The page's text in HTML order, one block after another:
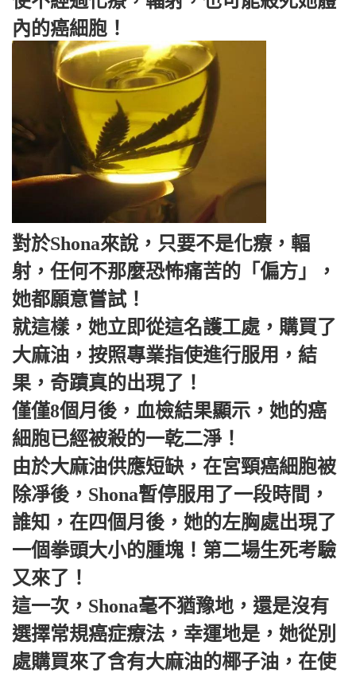
內的癌細胞！
對於Shona來說，只要不是化療，輻
射，任何不那麼恐怖痛苦的「偏方」，
她都願意嘗試！
就這樣，她立即從這名護工處，購買了
大麻油，按照專業指使進行服用，結
果，奇蹟真的出現了！
僅僅8個月後，血檢結果顯示，她的癌
細胞已經被殺的一乾二淨！
由於大麻油供應短缺，在宮頸癌細胞被
除凈後，Shona暫停服用了一段時間，
誰知，在四個月後，她的左胸處出現了
一個拳頭大小的腫塊！第二場生死考驗
又來了！
這一次，Shona毫不猶豫地，還是沒有
選擇常規癌症療法，幸運地是，她從別
處購買來了含有大麻油的椰子油，在使